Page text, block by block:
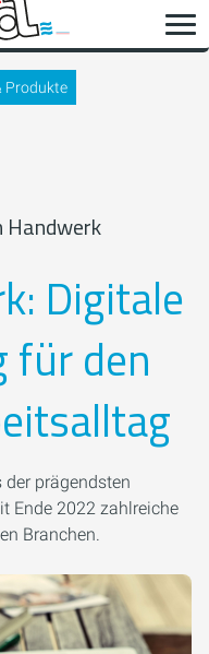
Produkte
Digitale
für den
prägendsten
Ende 2022 zahlreiche
Branchen.